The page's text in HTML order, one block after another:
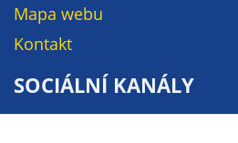
Mapa webu
Kontakt
SOCIÁLNÍ KANÁLY